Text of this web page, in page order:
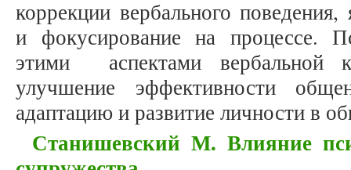
коррекции вербального
и фокусирование на процессе.
этими аспектами вербальной
улучшение эффективности
адаптацию и развитие личности в
Станишевский М. Влияние